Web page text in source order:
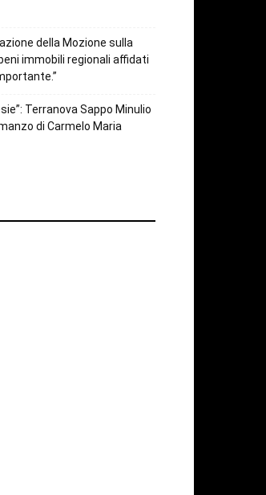
della Mozione sulla
immobili regionali affidati
Terranova Sappo Minulio
di Carmelo Maria